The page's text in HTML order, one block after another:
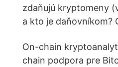
zdaňujú kryptomeny
a kto je daňovníkom?
On-chain
chain podpora pre